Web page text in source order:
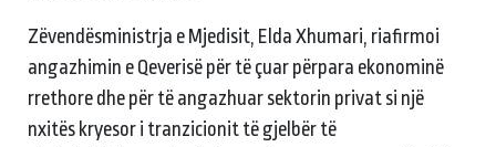
Zëvendësministrja e Mjedisit, Elda Xhumari, riafirmoi
angazhimin e Qeverisë për të çuar përpara ekonominë
rrethore dhe për të angazhuar sektorin privat si një
nxitës kryesor i tranzicionit të gjelbër të